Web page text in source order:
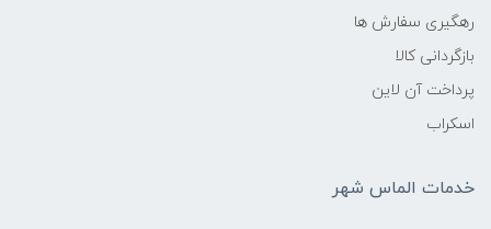
رهگیری سفارش ها
بازگردانی کالا
پرداخت آن لاین
اسکراب
خدمات الماس شهر